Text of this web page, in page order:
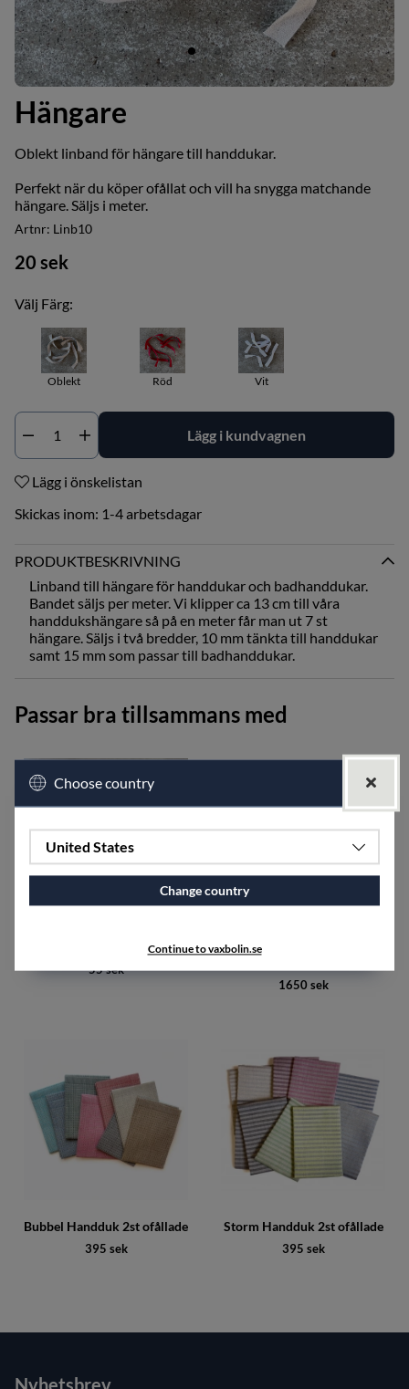
Hängare
Oblekt linband för hängare till handdukar.
Perfekt när du köper ofållat och vill ha snygga matchande
hängare. Säljs i meter.
Artnr: Linb10
20 sek
Välj Färg:
Oblekt Röd Vit
Antal Lägg i kundvagnen
Lägg i önskelistan
Skickas inom: 1-4 arbetsdagar
PRODUKTBESKRIVNING
Linband till hängare för handdukar och badhanddukar.
Bandet säljs per meter. Vi klipper ca 13 cm till våra
handdukshängare så på en meter får man ut 7 st
hängare. Säljs i två bredder, 10 mm tänkta till handdukar
samt 15 mm som passar till badhanddukar.
Passar bra tillsammans med
Sytråd polyester
55 sek
Bubbel Badhandduk 2st
1650 sek
Bubbel Handduk 2st ofållade
395 sek
Storm Handduk 2st ofållade
395 sek
Choose country
United States
Change country
Continue to vaxbolin.se
Nyhetsbrev